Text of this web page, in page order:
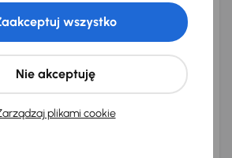
VVT-i Salon Polska
Automat
Cena promocyjna
62 000 zł
plikami cookie
Nie akceptuję
wszystko